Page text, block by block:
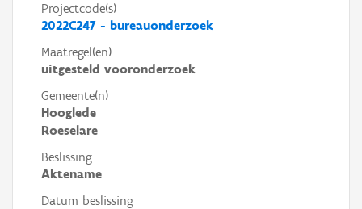
Projectcode(s)
2022C247 - bureauonderzoek
Maatregel(en)
uitgesteld vooronderzoek
Gemeente(n)
Hooglede
Roeselare
Beslissing
Aktename
Datum beslissing